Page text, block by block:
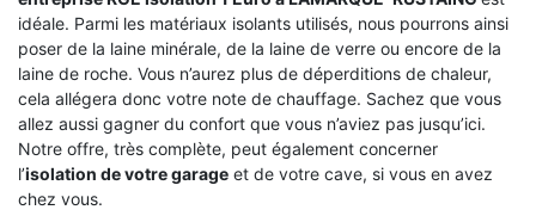
idéale. Parmi les matériaux isolants utilisés, nous pourrons ainsi
poser de la laine minérale, de la laine de verre ou encore de la
laine de roche. Vous n’aurez plus de déperditions de chaleur,
cela allégera donc votre note de chauffage. Sachez que vous
allez aussi gagner du confort que vous n’aviez pas jusqu’ici.
Notre offre, très complète, peut également concerner
l’isolation de votre garage et de votre cave, si vous en avez
chez vous.